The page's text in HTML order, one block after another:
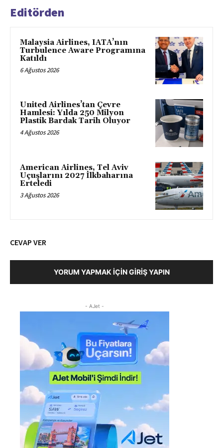
Editörden
Malaysia Airlines, IATA’nın
Turbulence Aware Programına
Katıldı
6 Ağustos 2026
United Airlines’tan Çevre
Hamlesi: Yılda 250 Milyon
Plastik Bardak Tarih Oluyor
4 Ağustos 2026
American Airlines, Tel Aviv
Uçuşlarını 2027 İlkbaharına
Erteledi
3 Ağustos 2026
CEVAP VER
YORUM YAPMAK İÇIN GIRIŞ YAPIN
- AJet -